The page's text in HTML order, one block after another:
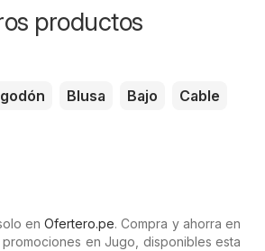
productos
Blusa Bajo
Cable
enOfertero.pe. Compra y ahorra en
en Jugo, disponibles esta